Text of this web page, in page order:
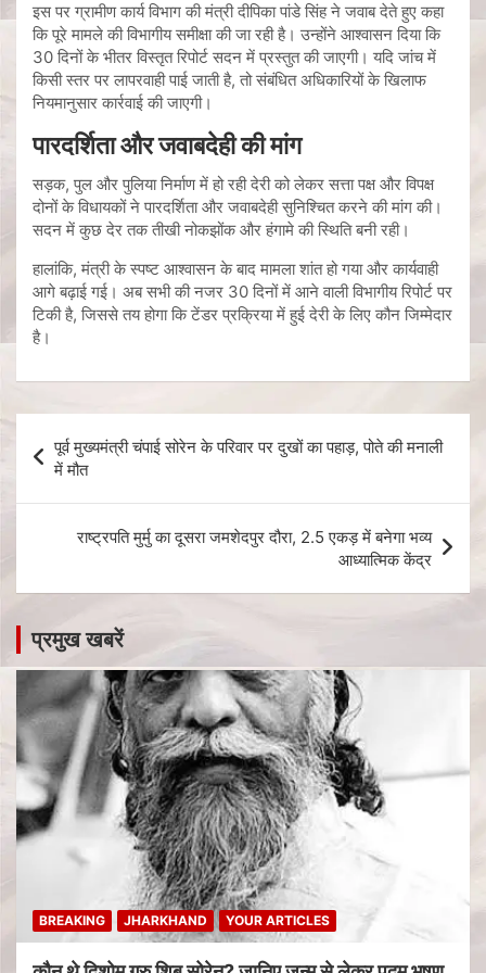
इस पर ग्रामीण कार्य विभाग की मंत्री दीपिका पांडे सिंह ने जवाब देते हुए कहा
कि पूरे मामले की विभागीय समीक्षा की जा रही है। उन्होंने आश्वासन दिया कि
30 दिनों के भीतर विस्तृत रिपोर्ट सदन में प्रस्तुत की जाएगी। यदि जांच में
किसी स्तर पर लापरवाही पाई जाती है, तो संबंधित अधिकारियों के खिलाफ
नियमानुसार कार्रवाई की जाएगी।
पारदर्शिता और जवाबदेही की मांग
सड़क, पुल और पुलिया निर्माण में हो रही देरी को लेकर सत्ता पक्ष और विपक्ष
दोनों के विधायकों ने पारदर्शिता और जवाबदेही सुनिश्चित करने की मांग की।
सदन में कुछ देर तक तीखी नोकझोंक और हंगामे की स्थिति बनी रही।
हालांकि, मंत्री के स्पष्ट आश्वासन के बाद मामला शांत हो गया और कार्यवाही
आगे बढ़ाई गई। अब सभी की नजर 30 दिनों में आने वाली विभागीय रिपोर्ट पर
टिकी है, जिससे तय होगा कि टेंडर प्रक्रिया में हुई देरी के लिए कौन जिम्मेदार
है।
पूर्व मुख्यमंत्री चंपाई सोरेन के परिवार पर दुखों का पहाड़, पोते की मनाली
में मौत
राष्ट्रपति मुर्मु का दूसरा जमशेदपुर दौरा, 2.5 एकड़ में बनेगा भव्य
आध्यात्मिक केंद्र
प्रमुख खबरें
BREAKING JHARKHAND YOUR ARTICLES